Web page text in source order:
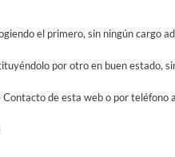
el primero, sin ningún cargo
por otro en buen estado,
Contacto de esta web o por